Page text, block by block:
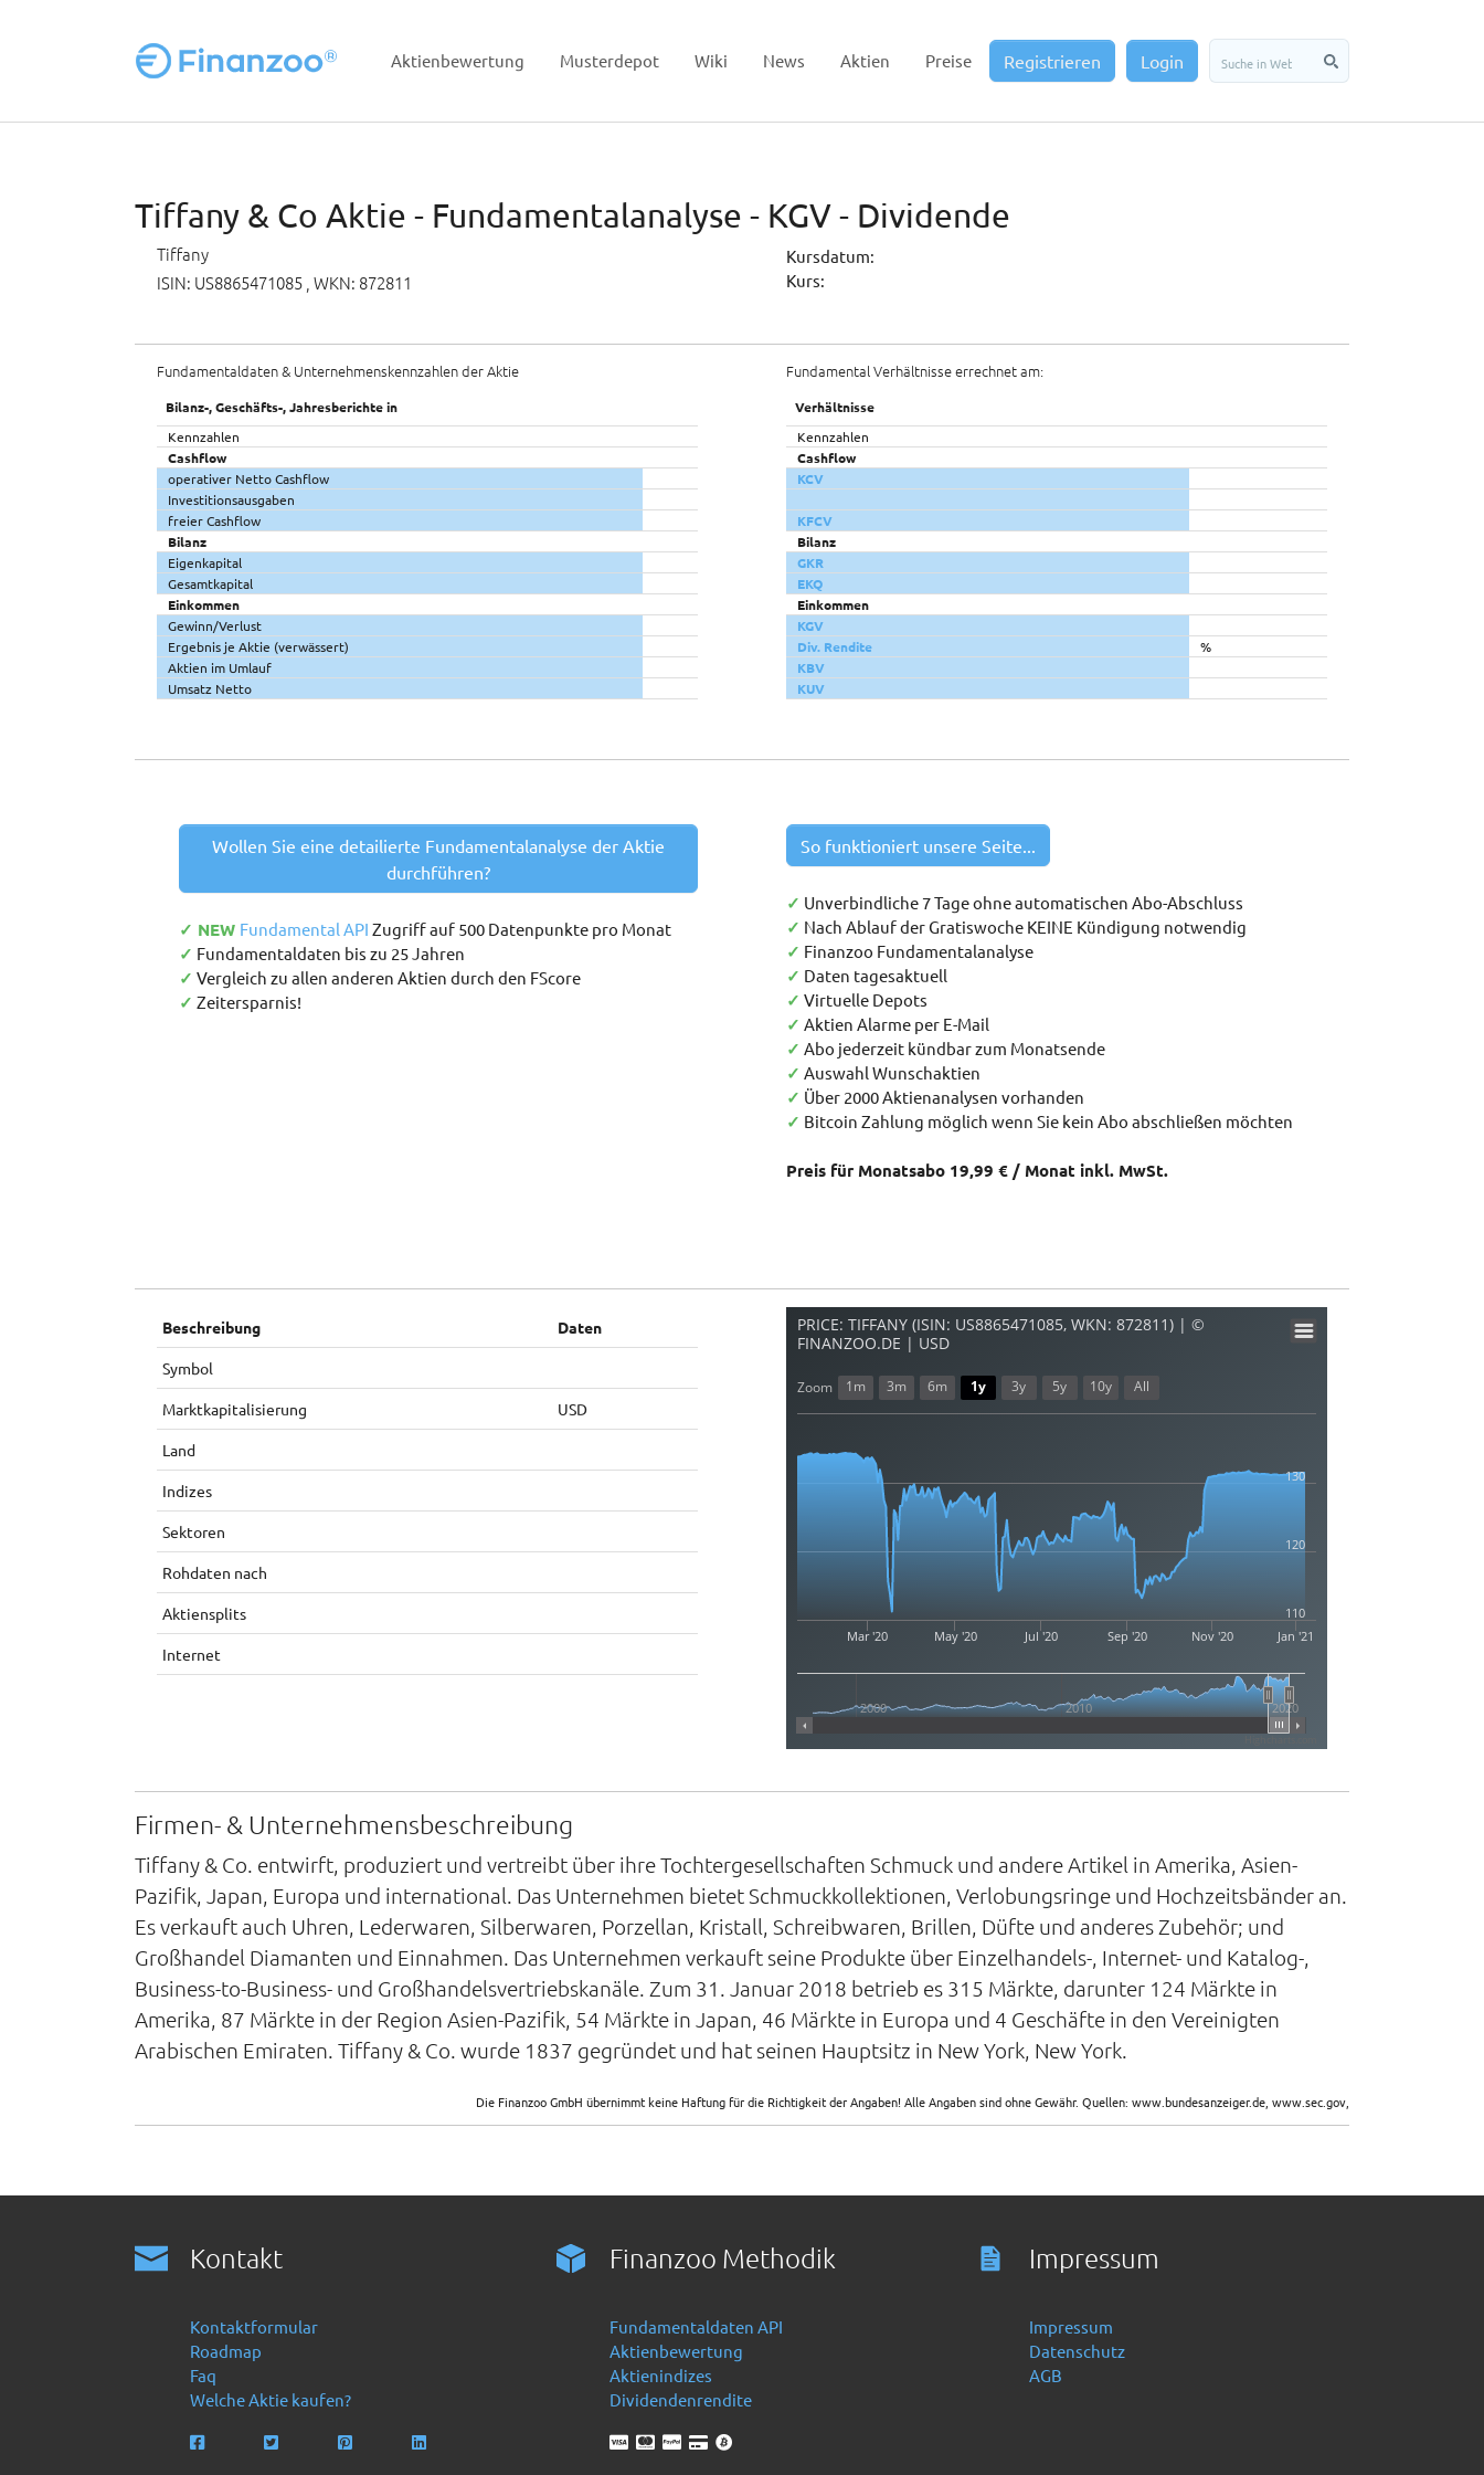
Aktienbewertung Musterdepot Wiki News Aktien Preise Registrieren Login
Tiffany & Co Aktie - Fundamentalanalyse - KGV - Dividende
Tiffany
ISIN: US8865471085 , WKN: 872811
Kursdatum:
Kurs:
Fundamentaldaten & Unternehmenskennzahlen der Aktie
Bilanz-, Geschäfts-, Jahresberichte in
Kennzahlen
Cashflow
operativer Netto Cashflow
Investitionsausgaben
freier Cashflow
Bilanz
Eigenkapital
Gesamtkapital
Einkommen
Gewinn/Verlust
Ergebnis je Aktie (verwässert)
Aktien im Umlauf
Umsatz Netto
Fundamental Verhältnisse errechnet am:
Verhältnisse
Kennzahlen
Cashflow
KCV
KFCV
Bilanz
GKR
EKQ
Einkommen
KGV
Div. Rendite
%
KBV
KUV
Wollen Sie eine detailierte Fundamentalanalyse der Aktie
durchführen?
✓ NEW Fundamental API Zugriff auf 500 Datenpunkte pro Monat
✓ Fundamentaldaten bis zu 25 Jahren
✓ Vergleich zu allen anderen Aktien durch den FScore
✓ Zeitersparnis!
So funktioniert unsere Seite...
✓ Unverbindliche 7 Tage ohne automatischen Abo-Abschluss
✓ Nach Ablauf der Gratiswoche KEINE Kündigung notwendig
✓ Finanzoo Fundamentalanalyse
✓ Daten tagesaktuell
✓ Virtuelle Depots
✓ Aktien Alarme per E-Mail
✓ Abo jederzeit kündbar zum Monatsende
✓ Auswahl Wunschaktien
✓ Über 2000 Aktienanalysen vorhanden
✓ Bitcoin Zahlung möglich wenn Sie kein Abo abschließen möchten
Preis für Monatsabo 19,99 € / Monat inkl. MwSt.
Beschreibung Daten
Symbol
Marktkapitalisierung USD
Land
Indizes
Sektoren
Rohdaten nach
Aktiensplits
Internet
PRICE: TIFFANY (ISIN: US8865471085, WKN: 872811) | ©
FINANZOO.DE | USD
Mar '20 May '20 Jul '20 Sep '20 Nov '20 Jan '21
2000 2010 2020
110
120
130
Zoom 1m 3m 6m 1y 3y 5y 10y All
Firmen- & Unternehmensbeschreibung
Tiffany & Co. entwirft, produziert und vertreibt über ihre Tochtergesellschaften Schmuck und andere Artikel in Amerika, Asien-
Pazifik, Japan, Europa und international. Das Unternehmen bietet Schmuckkollektionen, Verlobungsringe und Hochzeitsbänder an.
Es verkauft auch Uhren, Lederwaren, Silberwaren, Porzellan, Kristall, Schreibwaren, Brillen, Düfte und anderes Zubehör; und
Großhandel Diamanten und Einnahmen. Das Unternehmen verkauft seine Produkte über Einzelhandels-, Internet- und Katalog-,
Business-to-Business- und Großhandelsvertriebskanäle. Zum 31. Januar 2018 betrieb es 315 Märkte, darunter 124 Märkte in
Amerika, 87 Märkte in der Region Asien-Pazifik, 54 Märkte in Japan, 46 Märkte in Europa und 4 Geschäfte in den Vereinigten
Arabischen Emiraten. Tiffany & Co. wurde 1837 gegründet und hat seinen Hauptsitz in New York, New York.
Die Finanzoo GmbH übernimmt keine Haftung für die Richtigkeit der Angaben! Alle Angaben sind ohne Gewähr. Quellen: www.bundesanzeiger.de, www.sec.gov,
Kontakt
Kontaktformular
Roadmap
Faq
Welche Aktie kaufen?
Finanzoo Methodik
Fundamentaldaten API
Aktienbewertung
Aktienindizes
Dividendenrendite
Impressum
Impressum
Datenschutz
AGB